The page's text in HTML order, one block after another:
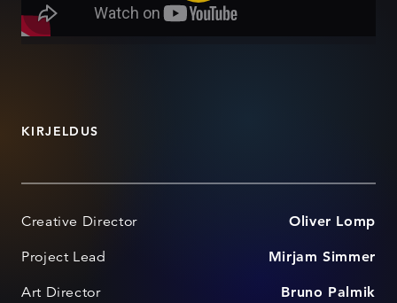
KIRJELDUS
Creative Director Oliver Lomp
Project Lead Mirjam Simmer
Art Director Bruno Palmik